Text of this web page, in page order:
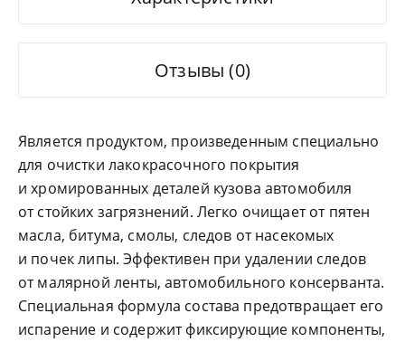
Отзывы (0)
Является продуктом, произведенным специально
для очистки лакокрасочного покрытия
и хромированных деталей кузова автомобиля
от стойких загрязнений. Легко очищает от пятен
масла, битума, смолы, следов от насекомых
и почек липы. Эффективен при удалении следов
от малярной ленты, автомобильного консерванта.
Специальная формула состава предотвращает его
испарение и содержит фиксирующие компоненты,